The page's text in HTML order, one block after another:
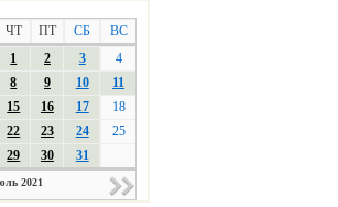
ЧТ ПТ СБ
ВС
1
2 3
4
8 9 10
11
15 16 17
18
22 23 24
25
29 30 31
2021